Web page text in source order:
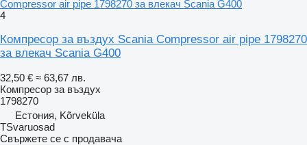
Compressor air pipe 1798270 за влекач Scania G400
4
Компресор за въздух Scania Compressor air pipe 1798270
за влекач Scania G400
32,50 € ≈ 63,67 лв.
Компресор за въздух
1798270
Естония, Kõrveküla
TSvaruosad
Свържете се с продавача